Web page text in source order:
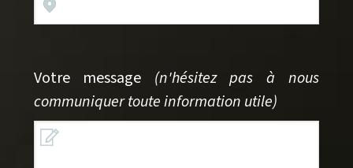
Votre message (n'hésitez pas à nous
communiquer toute information utile)